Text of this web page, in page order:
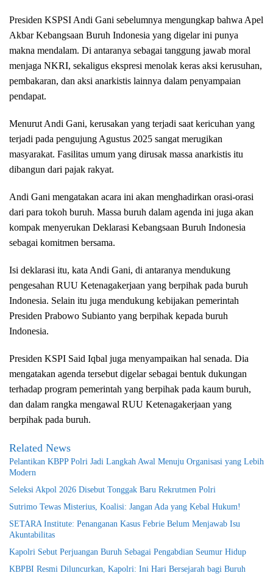
Presiden KSPSI Andi Gani sebelumnya mengungkap bahwa Apel
Akbar Kebangsaan Buruh Indonesia yang digelar ini punya
makna mendalam. Di antaranya sebagai tanggung jawab moral
menjaga NKRI, sekaligus ekspresi menolak keras aksi kerusuhan,
pembakaran, dan aksi anarkistis lainnya dalam penyampaian
pendapat.
Menurut Andi Gani, kerusakan yang terjadi saat kericuhan yang
terjadi pada pengujung Agustus 2025 sangat merugikan
masyarakat. Fasilitas umum yang dirusak massa anarkistis itu
dibangun dari pajak rakyat.
Andi Gani mengatakan acara ini akan menghadirkan orasi-orasi
dari para tokoh buruh. Massa buruh dalam agenda ini juga akan
kompak menyerukan Deklarasi Kebangsaan Buruh Indonesia
sebagai komitmen bersama.
Isi deklarasi itu, kata Andi Gani, di antaranya mendukung
pengesahan RUU Ketenagakerjaan yang berpihak pada buruh
Indonesia. Selain itu juga mendukung kebijakan pemerintah
Presiden Prabowo Subianto yang berpihak kepada buruh
Indonesia.
Presiden KSPI Said Iqbal juga menyampaikan hal senada. Dia
mengatakan agenda tersebut digelar sebagai bentuk dukungan
terhadap program pemerintah yang berpihak pada kaum buruh,
dan dalam rangka mengawal RUU Ketenagakerjaan yang
berpihak pada buruh.
Related News
Pelantikan KBPP Polri Jadi Langkah Awal Menuju Organisasi yang Lebih
Modern
Seleksi Akpol 2026 Disebut Tonggak Baru Rekrutmen Polri
Sutrimo Tewas Misterius, Koalisi: Jangan Ada yang Kebal Hukum!
SETARA Institute: Penanganan Kasus Febrie Belum Menjawab Isu
Akuntabilitas
Kapolri Sebut Perjuangan Buruh Sebagai Pengabdian Seumur Hidup
KBPBI Resmi Diluncurkan, Kapolri: Ini Hari Bersejarah bagi Buruh